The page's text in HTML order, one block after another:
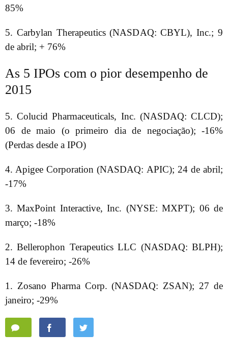
85%
5. Carbylan Therapeutics (NASDAQ: CBYL), Inc.; 9
de abril; + 76%
As 5 IPOs com o pior desempenho de
2015
5. Colucid Pharmaceuticals, Inc. (NASDAQ: CLCD);
06 de maio (o primeiro dia de negociação); -16%
(Perdas desde a IPO)
4. Apigee Corporation (NASDAQ: APIC); 24 de abril;
-17%
3. MaxPoint Interactive, Inc. (NYSE: MXPT); 06 de
março; -18%
2. Bellerophon Terapeutics LLC (NASDAQ: BLPH);
14 de fevereiro; -26%
1. Zosano Pharma Corp. (NASDAQ: ZSAN); 27 de
janeiro; -29%